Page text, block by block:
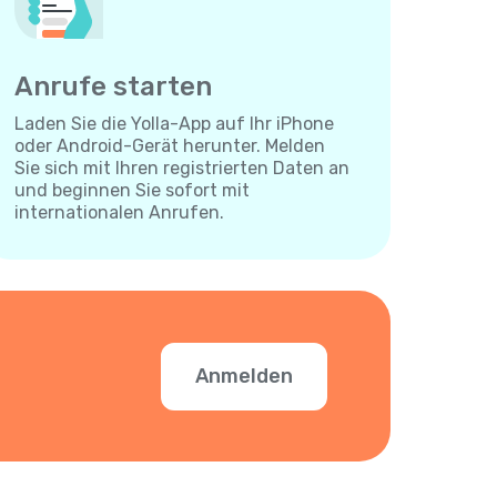
Anrufe starten
Laden Sie die Yolla-App auf Ihr iPhone
oder Android-Gerät herunter. Melden
Sie sich mit Ihren registrierten Daten an
und beginnen Sie sofort mit
internationalen Anrufen.
Anmelden